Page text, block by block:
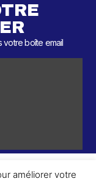
votre boîte email
améliorer votre